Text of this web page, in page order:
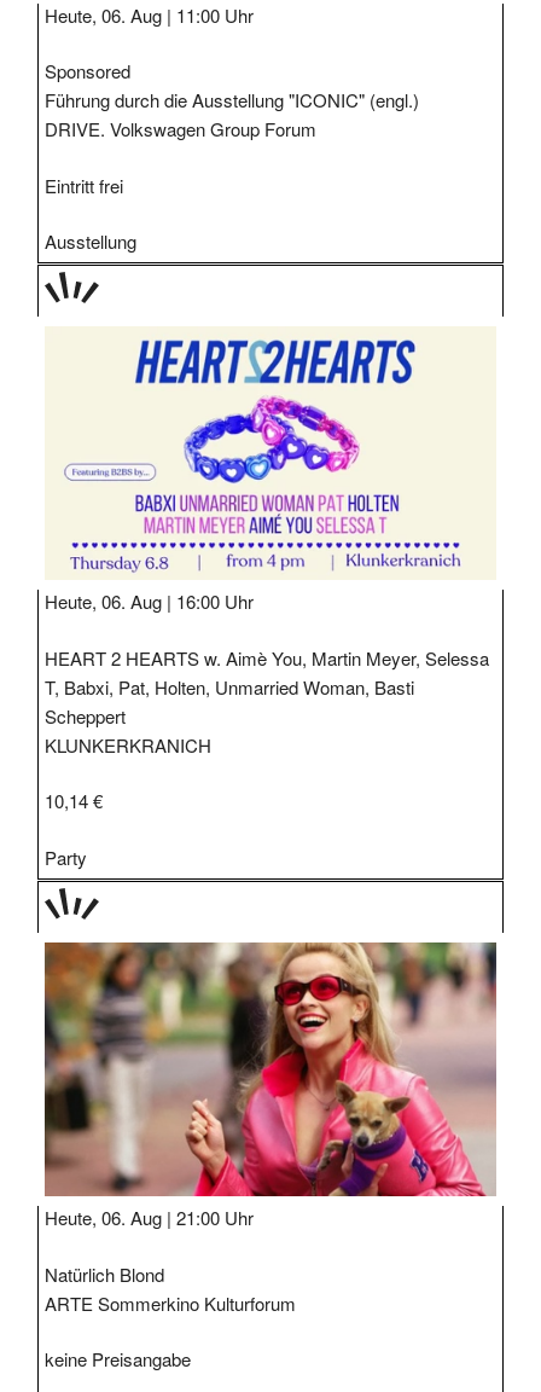
Heute, 06. Aug | 11:00 Uhr
Sponsored
Führung durch die Ausstellung "ICONIC" (engl.)
DRIVE. Volkswagen Group Forum
Eintritt frei
Ausstellung
TAGE
Heute, 06. Aug | 16:00 Uhr
HEART 2 HEARTS w. Aimè You, Martin Meyer, Selessa
T, Babxi, Pat, Holten, Unmarried Woman, Basti
Scheppert
KLUNKERKRANICH
10,14 €
Party
TAGE
STIPP
Heute, 06. Aug | 21:00 Uhr
Natürlich Blond
ARTE Sommerkino Kulturforum
keine Preisangabe